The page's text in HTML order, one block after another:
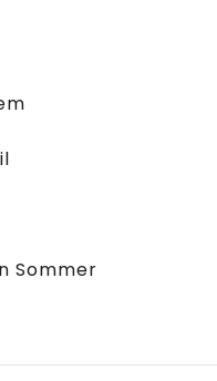
Sommer